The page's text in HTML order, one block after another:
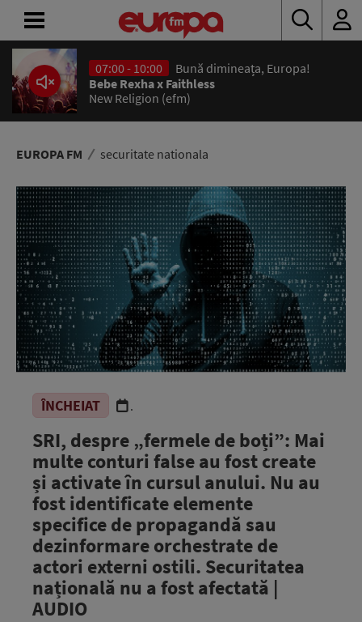
07:00 - 10:00
Bună dimineața, Europa!
Bebe Rexha x Faithless
New Religion (efm)
EUROPA FM securitate nationala
ÎNCHEIAT .
SRI, despre „fermele de boți”: Mai
multe conturi false au fost create
și activate în cursul anului. Nu au
fost identificate elemente
specifice de propagandă sau
dezinformare orchestrate de
actori externi ostili. Securitatea
națională nu a fost afectată |
AUDIO
ACASĂ
ȘTIRI
RADIO
CONCURSURI
PODCAST
ASCULTĂ
LIVE